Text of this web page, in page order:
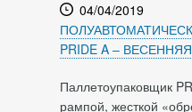
04/04/2019
PRIDE A –
Паллетоупаковщик
рампой, жесткой